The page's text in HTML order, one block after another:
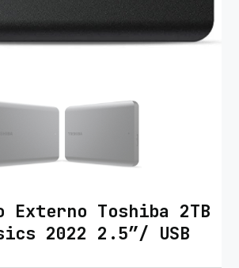
Externo Toshiba 2TB
2022 2.5″/ USB